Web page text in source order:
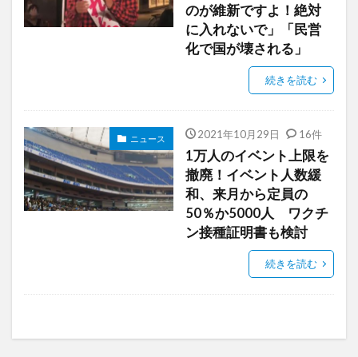
のが維新ですよ！絶対
に入れないで」「民営
化で国が壊される」
続きを読む
ニュース 2021年10月29日 16件
1万人のイベント上限を
撤廃！イベント人数緩
和、来月から定員の
50％か5000人 ワクチ
ン接種証明書も検討
続きを読む